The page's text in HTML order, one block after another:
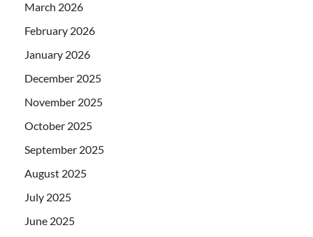
March 2026
February 2026
January 2026
December 2025
November 2025
October 2025
September 2025
August 2025
July 2025
June 2025